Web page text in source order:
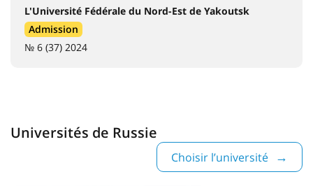
L'Université Fédérale du Nord-Est de Yakoutsk
Admission
№ 6 (37) 2024
Universités de Russie
Choisir l’université